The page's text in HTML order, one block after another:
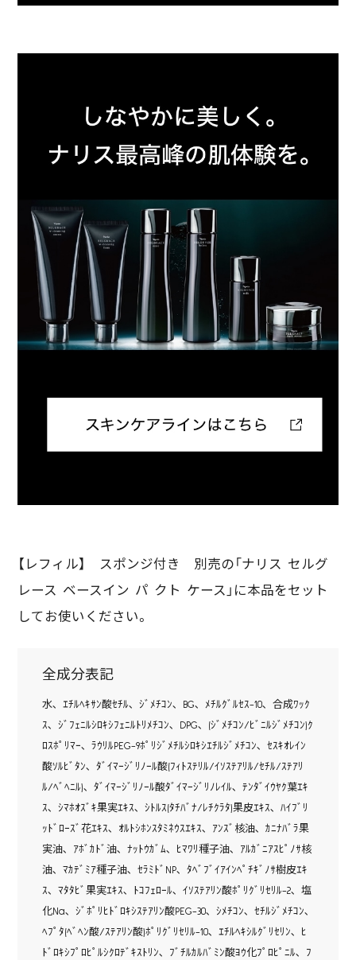
【レフィル】 スポンジ付き 別売の「ナリス セルグ
レース ベースイン パ クト ケース」に本品をセット
してお使いください。
全成分表記
水､ ｴﾁﾙﾍｷｻﾝ酸ｾﾁﾙ､ ｼﾞﾒﾁｺﾝ､ BG､ ﾒﾁﾙｸﾞﾙｾｽ-10､ 合成ﾜｯｸ
ｽ､ ｼﾞﾌｪﾆﾙｼﾛｷｼﾌｪﾆﾙﾄﾘﾒﾁｺﾝ､ DPG､ (ｼﾞﾒﾁｺﾝ/ﾋﾞﾆﾙｼﾞﾒﾁｺﾝ)ｸ
ﾛｽﾎﾟﾘﾏｰ､ ﾗｳﾘﾙPEG-9ﾎﾟﾘｼﾞﾒﾁﾙｼﾛｷｼｴﾁﾙｼﾞﾒﾁｺﾝ､ ｾｽｷｵﾚｲﾝ
酸ｿﾙﾋﾞﾀﾝ､ ﾀﾞｲﾏｰｼﾞﾘﾉｰﾙ酸(ﾌｨﾄｽﾃﾘﾙ/ｲｿｽﾃｱﾘﾙ/ｾﾁﾙ/ｽﾃｱﾘ
ﾙ/ﾍﾞﾍﾆﾙ)､ ﾀﾞｲﾏｰｼﾞﾘﾉｰﾙ酸ﾀﾞｲﾏｰｼﾞﾘﾉﾚｲﾙ､ ﾃﾝﾀﾞｲｳﾔｸ葉ｴｷ
ｽ､ ｼﾏﾎｵｽﾞｷ果実ｴｷｽ､ ｼﾄﾙｽ(ﾀﾁﾊﾞﾅ/ﾚﾁｸﾗﾀ)果皮ｴｷｽ､ ﾊｲﾌﾞﾘ
ｯﾄﾞﾛｰｽﾞ花ｴｷｽ､ ｵﾙﾄｼﾎﾝｽﾀﾐﾈｳｽｴｷｽ､ ｱﾝｽﾞ核油､ ｶﾆﾅﾊﾞﾗ果
実油､ ｱﾎﾞｶﾄﾞ油､ ﾅｯﾄｳｶﾞﾑ､ ﾋﾏﾜﾘ種子油､ ｱﾙｶﾞﾆｱｽﾋﾟﾉｻ核
油､ ﾏｶﾃﾞﾐｱ種子油､ ｾﾗﾐﾄﾞNP､ ﾀﾍﾞﾌﾞｲｱｲﾝﾍﾟﾁｷﾞﾉｻ樹皮ｴｷ
ｽ､ ﾏﾀﾀﾋﾞ果実ｴｷｽ､ ﾄｺﾌｪﾛｰﾙ､ ｲｿｽﾃｱﾘﾝ酸ﾎﾟﾘｸﾞﾘｾﾘﾙ-2､ 塩
化Na､ ｼﾞﾎﾟﾘﾋﾄﾞﾛｷｼｽﾃｱﾘﾝ酸PEG-30､ ｼﾒﾁｺﾝ､ ｾﾁﾙｼﾞﾒﾁｺﾝ､
ﾍﾌﾟﾀ(ﾍﾞﾍﾝ酸/ｽﾃｱﾘﾝ酸)ﾎﾟﾘｸﾞﾘｾﾘﾙ-10､ ｴﾁﾙﾍｷｼﾙｸﾞﾘｾﾘﾝ､ ﾋ
ﾄﾞﾛｷｼﾌﾟﾛﾋﾟﾙｼｸﾛﾃﾞｷｽﾄﾘﾝ､ ﾌﾞﾁﾙｶﾙﾊﾞﾐﾝ酸ﾖｳ化ﾌﾟﾛﾋﾟﾆﾙ､ ﾌ